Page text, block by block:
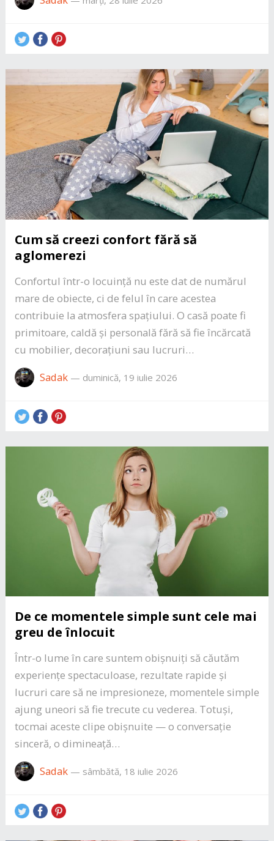
Cum să creezi confort fără să
aglomerezi
Confortul într-o locuință nu este dat de numărul
mare de obiecte, ci de felul în care acestea
contribuie la atmosfera spațiului. O casă poate fi
primitoare, caldă și personală fără să fie încărcată
cu mobilier, decorațiuni sau lucruri…
Sadak— duminică, 19 iulie 2026
De ce momentele simple sunt cele mai
greu de înlocuit
Într-o lume în care suntem obișnuiți să căutăm
experiențe spectaculoase, rezultate rapide și
lucruri care să ne impresioneze, momentele simple
ajung uneori să fie trecute cu vederea. Totuși,
tocmai aceste clipe obișnuite — o conversație
sinceră, o dimineață…
Sadak— sâmbătă, 18 iulie 2026